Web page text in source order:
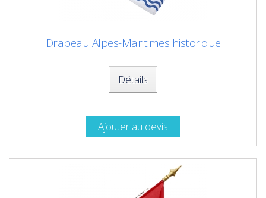
Drapeau Alpes-Maritimes historique
Détails
Ajouter au devis